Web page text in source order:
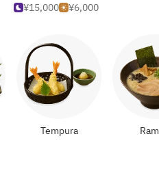
¥15,000
¥6,000
Tempura